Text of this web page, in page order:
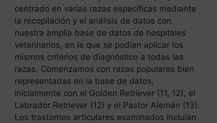
centrado en varias razas específicas mediante
la recopilación y el análisis de datos con
nuestra amplia base de datos de hospitales
veterinarios, en la que se podían aplicar los
mismos criterios de diagnóstico a todas las
razas. Comenzamos con razas populares bien
representadas en la base de datos,
inicialmente con el Golden Retriever (11, 12), el
Labrador Retriever (12) y el Pastor Alemán (13).
Los trastornos articulares examinados incluían